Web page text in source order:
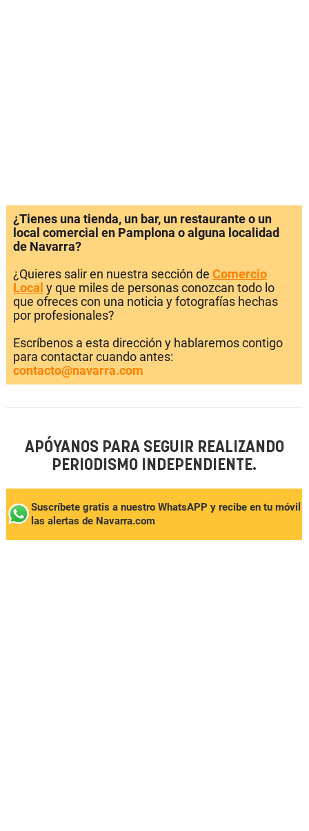
¿Tienes una tienda, un bar, un restaurante o un
local comercial en Pamplona o alguna localidad
de Navarra?
¿Quieres salir en nuestra sección de Comercio
Local y que miles de personas conozcan todo lo
que ofreces con una noticia y fotografías hechas
por profesionales?
Escríbenos a esta dirección y hablaremos contigo
para contactar cuando antes:
contacto@navarra.com
APÓYANOS PARA SEGUIR REALIZANDO
PERIODISMO INDEPENDIENTE.
Suscríbete gratis a nuestro WhatsAPP y recibe en tu móvil
las alertas de Navarra.com